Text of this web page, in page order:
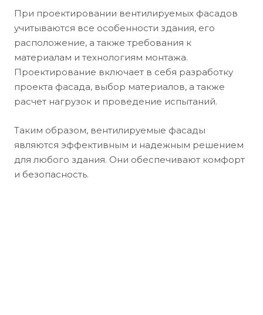
При проектировании вентилируемых фасадов
учитываются все особенности здания, его
расположение, а также требования к
материалам и технологиям монтажа.
Проектирование включает в себя разработку
проекта фасада, выбор материалов, а также
расчет нагрузок и проведение испытаний.
Таким образом, вентилируемые фасады
являются эффективным и надежным решением
для любого здания. Они обеспечивают комфорт
и безопасность.